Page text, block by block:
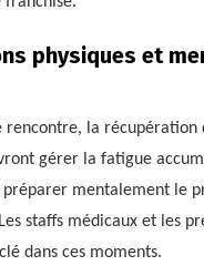
physiques et
rencontre, la
gérer la fatigue
préparer mentalement le
staffs médicaux et les
dans ces moments.